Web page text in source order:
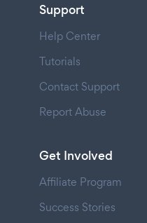
Support
Help Center
Tutorials
Contact Support
Report Abuse
Get Involved
Affiliate Program
Success Stories